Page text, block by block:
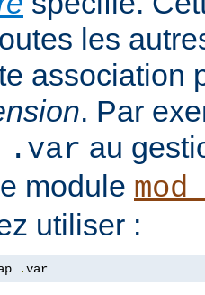
les
association
. Par
.var au
module
utiliser :
.var